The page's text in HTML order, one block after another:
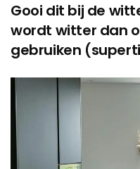
Gooi dit bij de
wordt witter dan
gebruiken